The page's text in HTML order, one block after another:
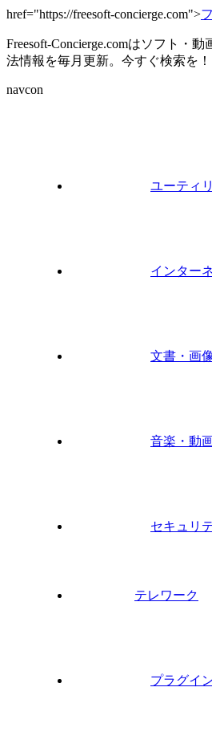
href="https://freesoft-concierge.com">
Freesoft-Concierge.comはソフト・
法情報を毎月更新。今すぐ検索を！
navcon
ユーティ
インター
文書・画
音楽・動
セキュリ
テレワーク
プラグイ